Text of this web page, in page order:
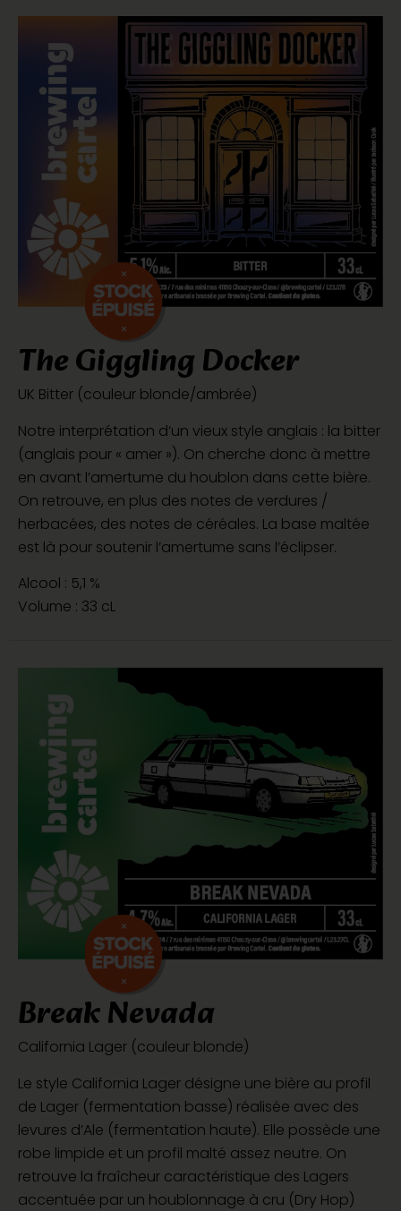
The Giggling Docker
UK Bitter (couleur blonde/ambrée)
Notre interprétation d’un vieux style anglais : la bitter
(anglais pour « amer »). On cherche donc à mettre
en avant l’amertume du houblon dans cette bière.
On retrouve, en plus des notes de verdures /
herbacées, des notes de céréales. La base maltée
est là pour soutenir l’amertume sans l’éclipser.
Alcool : 5,1 %
Volume : 33 cL
Break Nevada
California Lager (couleur blonde)
Le style California Lager désigne une bière au profil
de Lager (fermentation basse) réalisée avec des
levures d’Ale (fermentation haute). Elle possède une
robe limpide et un profil malté assez neutre. On
retrouve la fraîcheur caractéristique des Lagers
accentuée par un houblonnage à cru (Dry Hop)